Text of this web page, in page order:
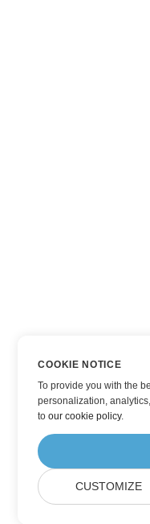
COOKIE NOTICE
To provide you with the
personalization,
toour cookie policy.
CUSTOMIZE